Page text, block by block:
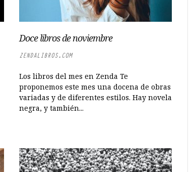
Doce libros de noviembre
ZENDALIBROS.COM
Los libros del mes en Zenda Te
proponemos este mes una docena de obras
variadas y de diferentes estilos. Hay novela
negra, y también...